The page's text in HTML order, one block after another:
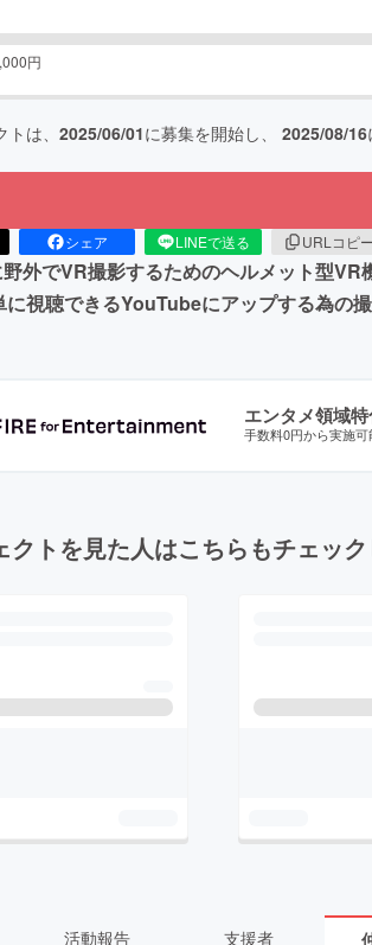
円
は、 2025/06/01に募集を開始し、 2025/08/16
シェア LINEで送る URLコピー
外でVR撮影するためのヘルメット型
視聴できるYouTubeにアップする為の撮
エンタメ領域
手数料0円から実施
クトを見た人はこちらもチェッ
活動報告 支援者